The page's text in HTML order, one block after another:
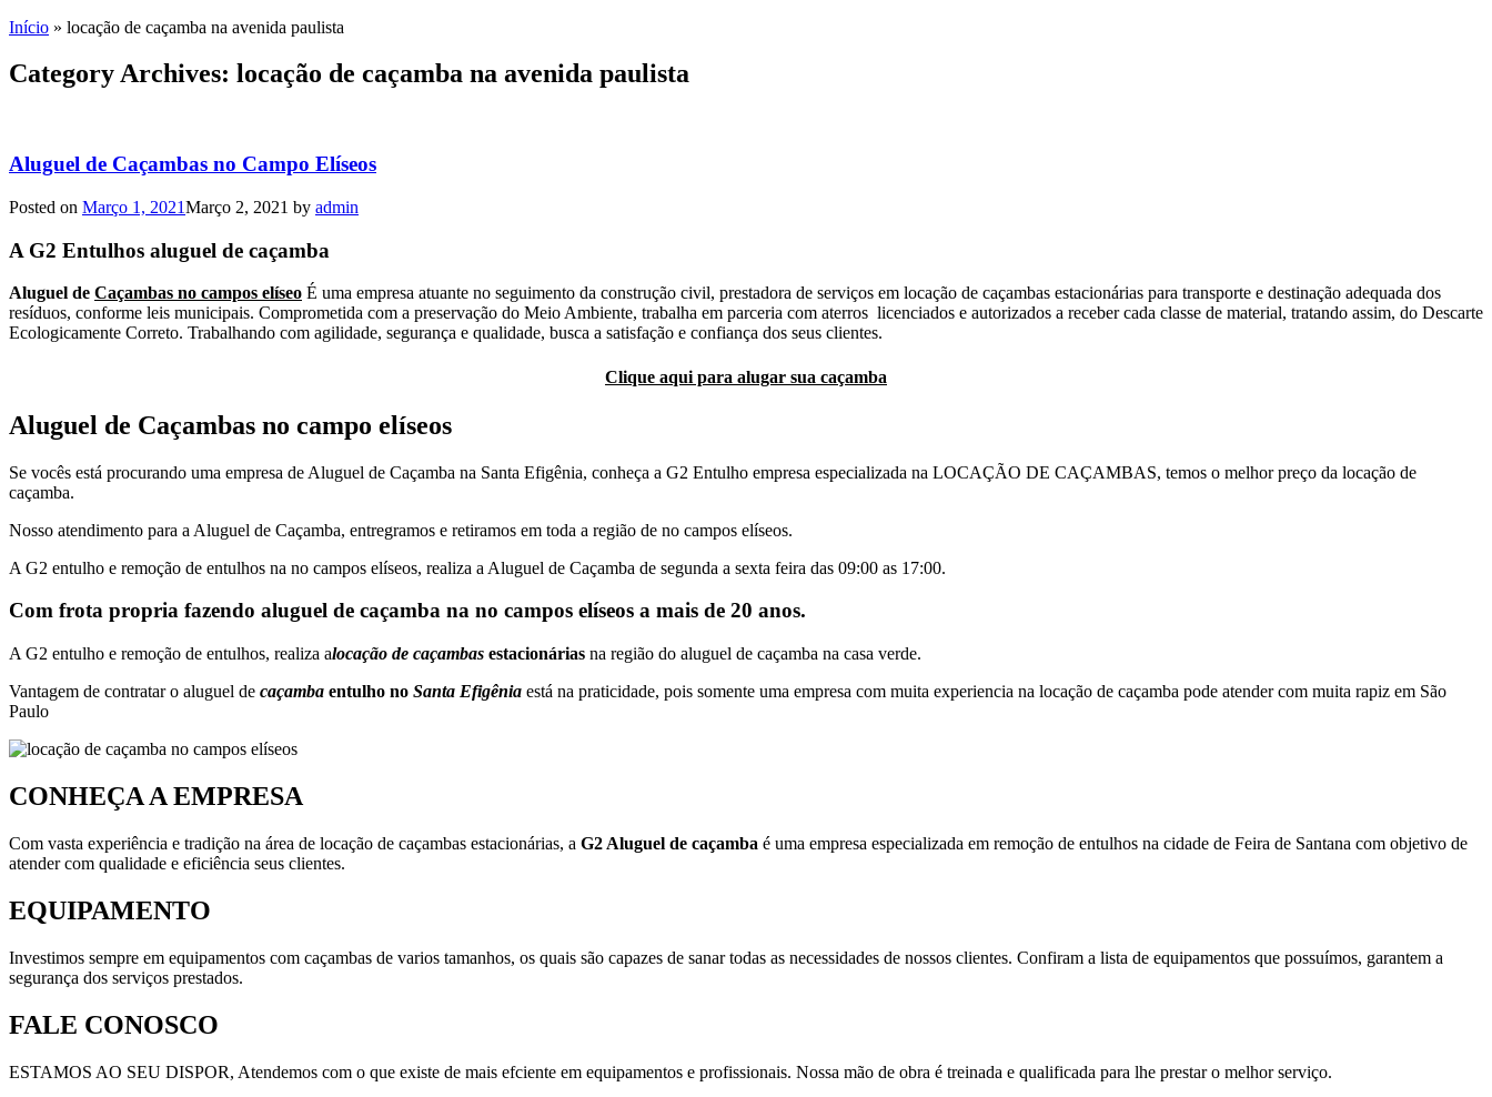
Início » locação de caçamba na avenida paulista
Category Archives: locação de caçamba na avenida paulista
Aluguel de Caçambas no Campo Elíseos
Posted on Março 1, 2021Março 2, 2021 by admin
A G2 Entulhos aluguel de caçamba
Aluguel de Caçambas no campos elíseo É uma empresa atuante no seguimento da construção civil, prestadora de serviços em locação de caçambas estacionárias para transporte e destinação adequada dos
resíduos, conforme leis municipais. Comprometida com a preservação do Meio Ambiente, trabalha em parceria com aterros licenciados e autorizados a receber cada classe de material, tratando assim, do Descarte
Ecologicamente Correto. Trabalhando com agilidade, segurança e qualidade, busca a satisfação e confiança dos seus clientes.
Clique aqui para alugar sua caçamba
Aluguel de Caçambas no campo elíseos
Se vocês está procurando uma empresa de Aluguel de Caçamba na Santa Efigênia, conheça a G2 Entulho empresa especializada na LOCAÇÃO DE CAÇAMBAS, temos o melhor preço da locação de
caçamba.
Nosso atendimento para a Aluguel de Caçamba, entregramos e retiramos em toda a região de no campos elíseos.
A G2 entulho e remoção de entulhos na no campos elíseos, realiza a Aluguel de Caçamba de segunda a sexta feira das 09:00 as 17:00.
Com frota propria fazendo aluguel de caçamba na no campos elíseos a mais de 20 anos.
A G2 entulho e remoção de entulhos, realiza alocação de caçambas estacionárias na região do aluguel de caçamba na casa verde.
Vantagem de contratar o aluguel de caçamba entulho no Santa Efigênia está na praticidade, pois somente uma empresa com muita experiencia na locação de caçamba pode atender com muita rapiz em São
Paulo
CONHEÇA A EMPRESA
Com vasta experiência e tradição na área de locação de caçambas estacionárias, a G2 Aluguel de caçamba é uma empresa especializada em remoção de entulhos na cidade de Feira de Santana com objetivo de
atender com qualidade e eficiência seus clientes.
EQUIPAMENTO
Investimos sempre em equipamentos com caçambas de varios tamanhos, os quais são capazes de sanar todas as necessidades de nossos clientes. Confiram a lista de equipamentos que possuímos, garantem a
segurança dos serviços prestados.
FALE CONOSCO
ESTAMOS AO SEU DISPOR, Atendemos com o que existe de mais efciente em equipamentos e profissionais. Nossa mão de obra é treinada e qualificada para lhe prestar o melhor serviço.